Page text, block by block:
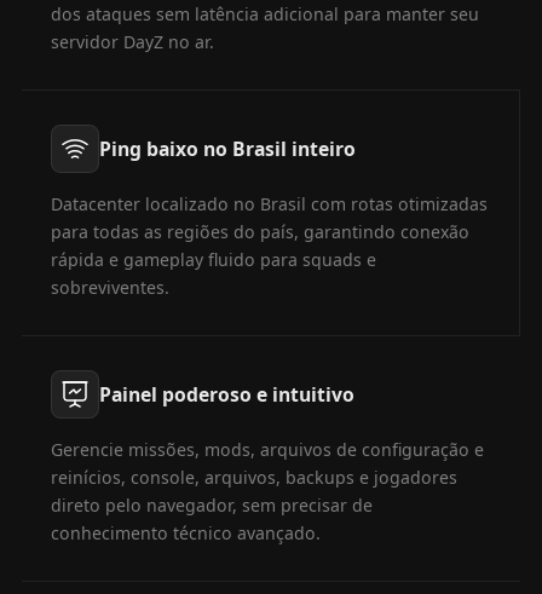
dos ataques sem latência adicional para manter seu
servidor DayZ no ar.
Ping baixo no Brasil inteiro
Datacenter localizado no Brasil com rotas otimizadas
para todas as regiões do país, garantindo conexão
rápida e gameplay fluido para squads e
sobreviventes.
Painel poderoso e intuitivo
Gerencie missões, mods, arquivos de configuração e
reinícios, console, arquivos, backups e jogadores
direto pelo navegador, sem precisar de
conhecimento técnico avançado.